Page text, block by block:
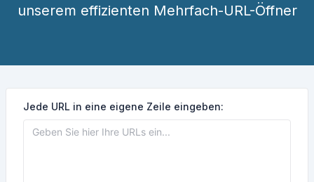
unserem effizienten Mehrfach-URL-Öffner
Jede URL in eine eigene Zeile eingeben: